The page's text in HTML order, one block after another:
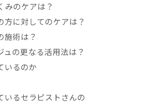
のケアは？
に対してのケアは？
術は？
の更なる活用法は？
いるのか
いるセラピストさんの